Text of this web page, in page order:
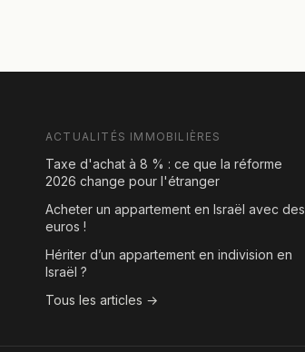
ACTUALITÉS IMMOBILIÈRES
Taxe d'achat à 8 % : ce que la réforme
2026 change pour l'étranger
Acheter un appartement en Israël avec des
euros !
Hériter d’un appartement en indivision en
Israël ?
Tous les articles →